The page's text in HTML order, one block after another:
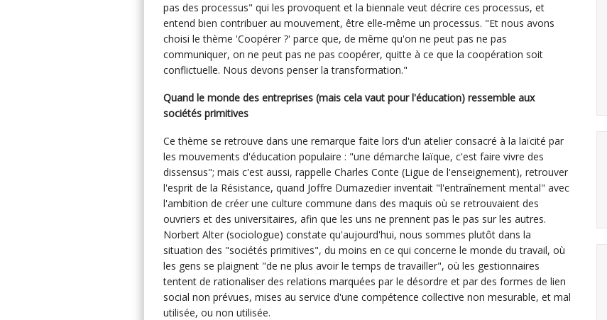
pas des processus" qui les provoquent et la biennale veut décrire ces processus, et
entend bien contribuer au mouvement, être elle-même un processus. "Et nous avons
choisi le thème 'Coopérer ?' parce que, de même qu'on ne peut pas ne pas
communiquer, on ne peut pas ne pas coopérer, quitte à ce que la coopération soit
conflictuelle. Nous devons penser la transformation."
Quand le monde des entreprises (mais cela vaut pour l'éducation) ressemble aux
sociétés primitives
Ce thème se retrouve dans une remarque faite lors d'un atelier consacré à la laïcité par
les mouvements d'éducation populaire : "une démarche laïque, c'est faire vivre des
dissensus"; mais c'est aussi, rappelle Charles Conte (Ligue de l'enseignement), retrouver
l'esprit de la Résistance, quand Joffre Dumazedier inventait "l'entraînement mental" avec
l'ambition de créer une culture commune dans des maquis où se retrouvaient des
ouvriers et des universitaires, afin que les uns ne prennent pas le pas sur les autres.
Norbert Alter (sociologue) constate qu'aujourd'hui, nous sommes plutôt dans la
situation des "sociétés primitives", du moins en ce qui concerne le monde du travail, où
les gens se plaignent "de ne plus avoir le temps de travailler", où les gestionnaires
tentent de rationaliser des relations marquées par le désordre et par des formes de lien
social non prévues, mises au service d'une compétence collective non mesurable, et mal
utilisée, ou non utilisée.